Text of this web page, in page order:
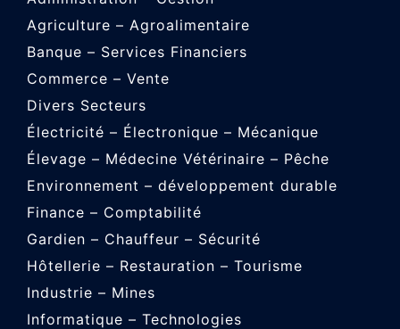
Agriculture – Agroalimentaire
Banque – Services Financiers
Commerce – Vente
Divers Secteurs
Électricité – Électronique – Mécanique
Élevage – Médecine Vétérinaire – Pêche
Environnement – développement durable
Finance – Comptabilité
Gardien – Chauffeur – Sécurité
Hôtellerie – Restauration – Tourisme
Industrie – Mines
Informatique – Technologies